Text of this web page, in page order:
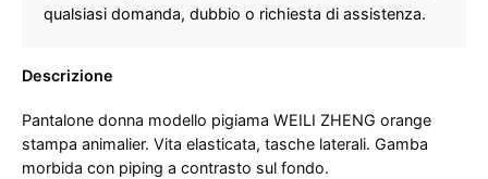
qualsiasi domanda, dubbio o richiesta di assistenza.
Descrizione
Pantalone donna modello pigiama WEILI ZHENG orange
stampa animalier. Vita elasticata, tasche laterali. Gamba
morbida con piping a contrasto sul fondo.